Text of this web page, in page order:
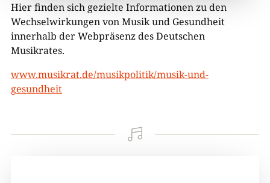
Hier finden sich gezielte Informationen zu den
Wechselwirkungen von Musik und Gesundheit
innerhalb der Webpräsenz des Deutschen
Musikrates.
www.musikrat.de/musikpolitik/musik-und-
gesundheit
